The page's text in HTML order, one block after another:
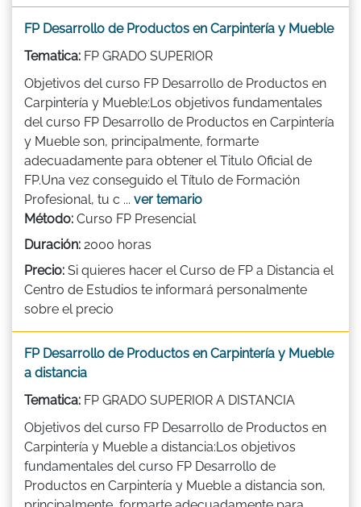
FP Desarrollo de Productos en Carpintería y Mueble
Tematica: FP GRADO SUPERIOR
Objetivos del curso FP Desarrollo de Productos en
Carpintería y Mueble:Los objetivos fundamentales
del curso FP Desarrollo de Productos en Carpintería
y Mueble son, principalmente, formarte
adecuadamente para obtener el Titulo Oficial de
FP.Una vez conseguido el Título de Formación
Profesional, tu c ... ver temario
Método: Curso FP Presencial
Duración: 2000 horas
Precio: Si quieres hacer el Curso de FP a Distancia el
Centro de Estudios te informará personalmente
sobre el precio
FP Desarrollo de Productos en Carpintería y Mueble
a distancia
Tematica: FP GRADO SUPERIOR A DISTANCIA
Objetivos del curso FP Desarrollo de Productos en
Carpintería y Mueble a distancia:Los objetivos
fundamentales del curso FP Desarrollo de
Productos en Carpintería y Mueble a distancia son,